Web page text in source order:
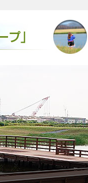
廃棄